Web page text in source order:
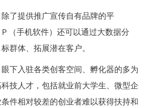
提供推广宣传自有品牌的平
（手机软件）还可以通过大数据分
群体、拓展潜在客户。
入驻各类创客空间、孵化器的多为
技人才，包括就业前大学生、微型企
件相对较差的创业者难以获得扶持和